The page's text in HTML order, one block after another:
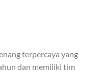
terpercaya yang
dan memiliki tim